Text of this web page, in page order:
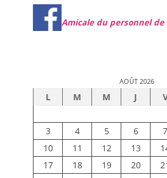
Amicale du personnel de
AOÛT 2026
L M M J
3
4 5 6 7
10
11 12 13
17
18 19 20